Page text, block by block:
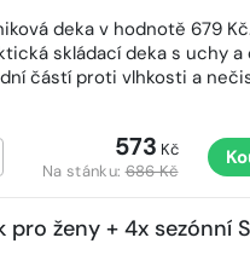
deka v hodnotě 679
skládací deka s uchy a
částí proti vlhkosti a
573 Kč
Na stánku:686 Kč
pro ženy + 4x sezónní